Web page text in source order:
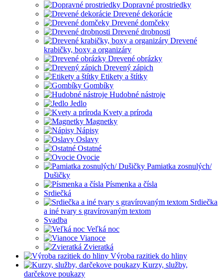
Dopravné prostriedky
Drevené dekorácie
Drevené domčeky
Drevené drobnosti
Drevené
krabičky, boxy a organizáry
Drevené obrázky
Drevený zápich
Etikety a štítky
Gombíky
Hudobné nástroje
Jedlo
Kvety a príroda
Magnetky
Nápisy
Oslavy
Ostatné
Ovocie
Pamiatka zosnulých/
Dušičky
Písmenka a čísla
Srdiečká
Srdiečka
a iné tvary s gravírovaným textom
Svadba
Veľká noc
Vianoce
Zvieratká
Výroba razitiek do hliny
Kurzy, služby,
darčekove poukazy